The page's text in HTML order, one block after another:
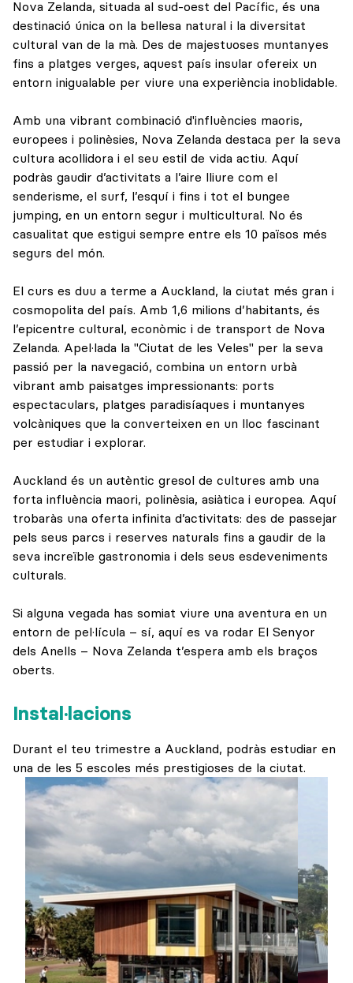
Nova Zelanda, situada al sud-oest del Pacífic, és una
destinació única on la bellesa natural i la diversitat
cultural van de la mà. Des de majestuoses muntanyes
fins a platges verges, aquest país insular ofereix un
entorn inigualable per viure una experiència inoblidable.
Amb una vibrant combinació d'influències maoris,
europees i polinèsies, Nova Zelanda destaca per la seva
cultura acollidora i el seu estil de vida actiu. Aquí
podràs gaudir d’activitats a l’aire lliure com el
senderisme, el surf, l’esquí i fins i tot el bungee
jumping, en un entorn segur i multicultural. No és
casualitat que estigui sempre entre els 10 països més
segurs del món.
El curs es duu a terme a Auckland, la ciutat més gran i
cosmopolita del país. Amb 1,6 milions d’habitants, és
l’epicentre cultural, econòmic i de transport de Nova
Zelanda. Apel·lada la "Ciutat de les Veles" per la seva
passió per la navegació, combina un entorn urbà
vibrant amb paisatges impressionants: ports
espectaculars, platges paradisíaques i muntanyes
volcàniques que la converteixen en un lloc fascinant
per estudiar i explorar.
Auckland és un autèntic gresol de cultures amb una
forta influència maori, polinèsia, asiàtica i europea. Aquí
trobaràs una oferta infinita d’activitats: des de passejar
pels seus parcs i reserves naturals fins a gaudir de la
seva increïble gastronomia i dels seus esdeveniments
culturals.
Si alguna vegada has somiat viure una aventura en un
entorn de pel·lícula – sí, aquí es va rodar El Senyor
dels Anells – Nova Zelanda t’espera amb els braços
oberts.
Instal·lacions
Durant el teu trimestre a Auckland, podràs estudiar en
una de les 5 escoles més prestigioses de la ciutat.